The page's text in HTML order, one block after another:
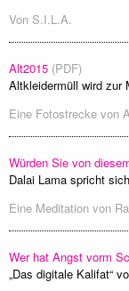
Von S.I.L.A.
Alt2015 (PDF)
Altkleidermüll wird zur
Eine Fotostrecke von
Würden Sie von
Dalai Lama spricht
Eine Meditation von
Wer hat Angst vorm
„Das digitale Kalifat“